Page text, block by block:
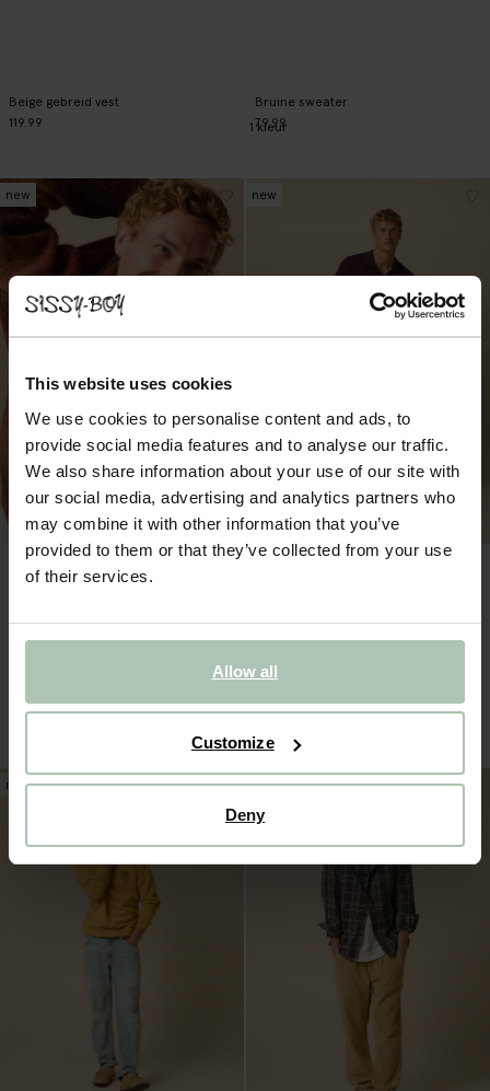
This website uses cookies
We use cookies to personalise content and ads, to
provide social media features and to analyse our traffic.
We also share information about your use of our site with
our social media, advertising and analytics partners who
may combine it with other information that you’ve
provided to them or that they’ve collected from your use
of their services.
Allow all
Customize
Deny
Beige gebreid vest
119.99
Bruine sweater
79.99
1 kleur
129.99
new
99.99
new
new new